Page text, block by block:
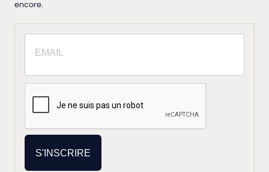
encore.
S'INSCRIRE